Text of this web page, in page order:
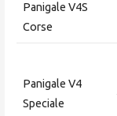
Panigale V4S
Corse
Panigale V4
Speciale